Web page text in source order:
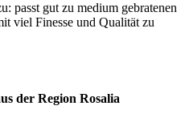
passt gut zu medium gebratenen
viel Finesse und Qualität zu
der Region Rosalia